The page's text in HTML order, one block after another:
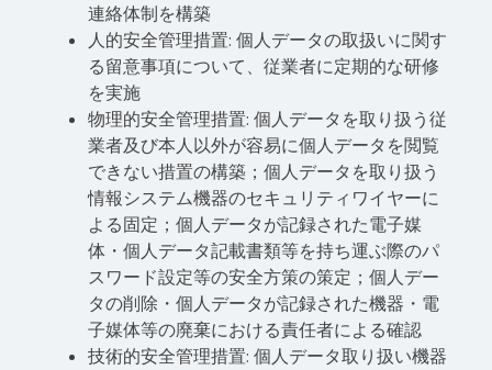
連絡体制を構築
人的安全管理措置: 個人データの取扱いに関す
る留意事項について、従業者に定期的な研修
を実施
物理的安全管理措置: 個人データを取り扱う従
業者及び本人以外が容易に個人データを閲覧
できない措置の構築；個人データを取り扱う
情報システム機器のセキュリティワイヤーに
よる固定；個人データが記録された電子媒
体・個人データ記載書類等を持ち運ぶ際のパ
スワード設定等の安全方策の策定；個人デー
タの削除・個人データが記録された機器・電
子媒体等の廃棄における責任者による確認
技術的安全管理措置: 個人データ取り扱い機器